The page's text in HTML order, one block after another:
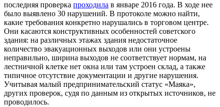
последняя проверка проходила в январе 2016 года. В ходе нее
было выявлено 30 нарушений. В протоколе можно найти,
какие требования конкретно нарушались в торговом центре.
Они касаются конструктивных особенностей советского
здания: на различных этажах здания недостаточное
количество эвакуационных выходов или они устроены
неправильно, ширина выходов не соответствует нормам, на
лестничной клетке нет окна или там устроен склад, а также
типичное отсутствие документации и другие нарушения.
Учитывая малый предпринимательский статус «Маяка»,
других проверок, судя по данным из открытых источников, не
проводилось.